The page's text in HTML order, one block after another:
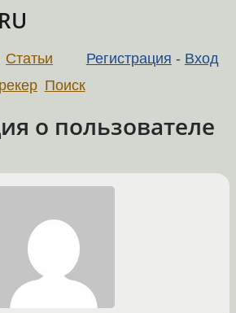
Регистрация - Вход
Статьи
Поиск
о пользователе